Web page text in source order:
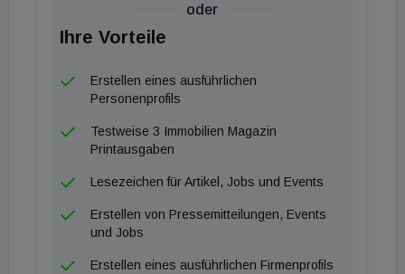
oder
Ihre Vorteile
Erstellen eines ausführlichen
Personenprofils
Testweise 3 Immobilien Magazin
Printausgaben
Lesezeichen für Artikel, Jobs und Events
Erstellen von Pressemitteilungen, Events
und Jobs
Erstellen eines ausführlichen Firmenprofils